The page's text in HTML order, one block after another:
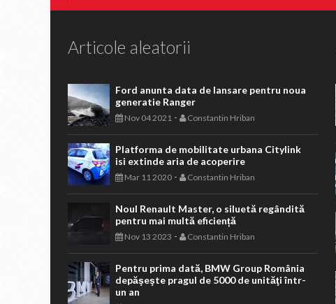
Articole aleatorii
Ford anunta data de lansare pentru noua
generatie Ranger
Nov 04 2021 - Constantin Hriban
Platforma de mobilitate urbana Citylink
isi extinde aria de acoperire
Mar 11 2020 - Constantin Hriban
Noul Renault Master, o siluetă regândită
pentru mai multă eficiență
Nov 13 2023 - Constantin Hriban
Pentru prima dată, BMW Group România
depăşeşte pragul de 5000 de unităţi într-
un an